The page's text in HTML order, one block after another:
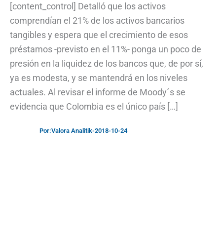
[content_control] Detalló que los activos
comprendían el 21% de los activos bancarios
tangibles y espera que el crecimiento de esos
préstamos -previsto en el 11%- ponga un poco de
presión en la liquidez de los bancos que, de por sí,
ya es modesta, y se mantendrá en los niveles
actuales. Al revisar el informe de Moody´s se
evidencia que Colombia es el único país […]
Por:Valora Analitik-2018-10-24